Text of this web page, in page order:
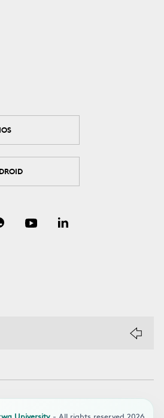
IOS
University - All rights reserved 2026